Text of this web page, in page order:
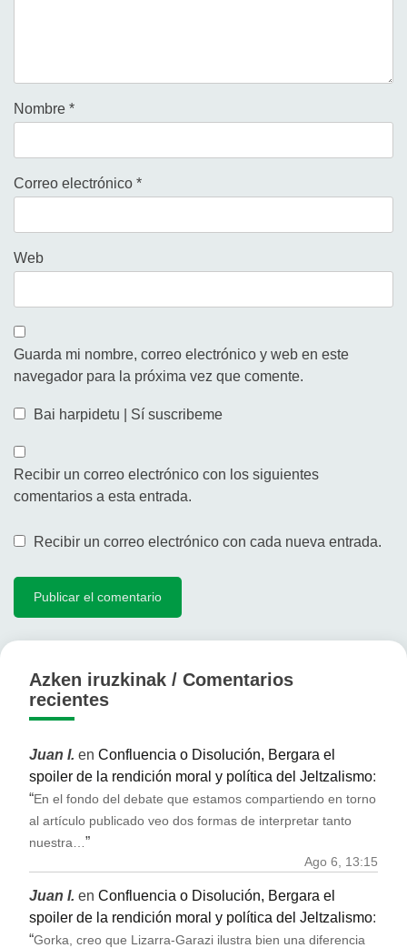
Nombre *
Correo electrónico *
Web
Guarda mi nombre, correo electrónico y web en este
navegador para la próxima vez que comente.
Bai harpidetu | Sí suscribeme
Recibir un correo electrónico con los siguientes
comentarios a esta entrada.
Recibir un correo electrónico con cada nueva entrada.
Azken iruzkinak / Comentarios
recientes
Juan I. en Confluencia o Disolución, Bergara el
spoiler de la rendición moral y política del Jeltzalismo:
“En el fondo del debate que estamos compartiendo en torno
al artículo publicado veo dos formas de interpretar tanto
nuestra…”
Ago 6, 13:15
Juan I. en Confluencia o Disolución, Bergara el
spoiler de la rendición moral y política del Jeltzalismo:
“Gorka, creo que Lizarra-Garazi ilustra bien una diferencia